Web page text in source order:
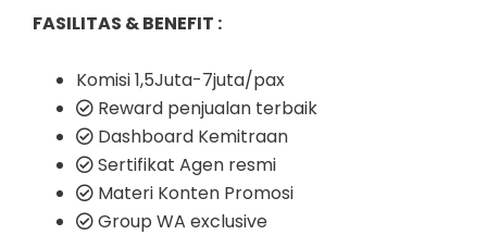
FASILITAS & BENEFIT :
Komisi 1,5Juta-7juta/pax
Reward penjualan terbaik
Dashboard Kemitraan
Sertifikat Agen resmi
Materi Konten Promosi
Group WA exclusive